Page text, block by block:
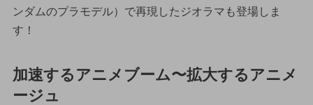
ンダムのプラモデル）で再現したジオラマも登場しま
す！
加速するアニメブーム〜拡大するアニメ
ージュ